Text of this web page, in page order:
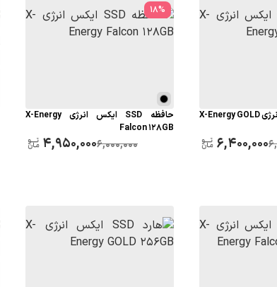
حافظه SSD ایکس انرژی X-Energy GOLD
6,400,000
%
18
حافظه SSD ایکس انرژی X-Energy
Falcon 128GB
6,000,000
4,950,000